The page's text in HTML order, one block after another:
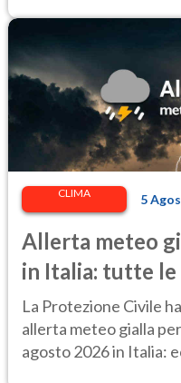
CLIMA 5
Allerta meteo
in Italia: tutte
La Protezione Civile
allerta meteo gialla
agosto 2026 in Italia: